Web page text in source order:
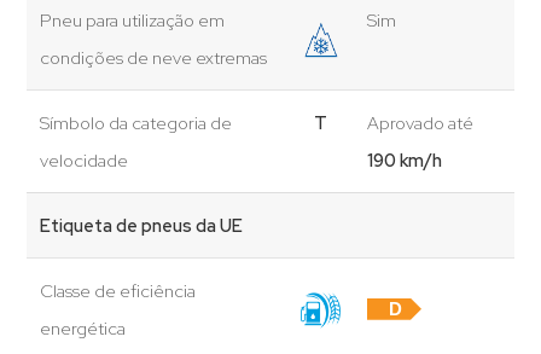
Pneu para utilização em
condições de neve extremas
Sim
Símbolo da categoria de
velocidade
T
Aprovado até
190 km/h
Etiqueta de pneus da UE
Classe de eficiência
energética
D